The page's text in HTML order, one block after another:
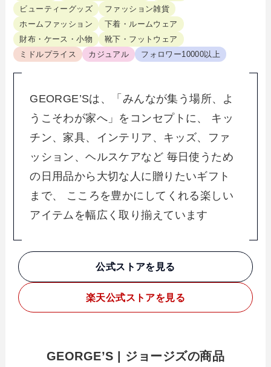
ビューティーグッズ
ファッション雑貨
ホームファッション
下着・ルームウェア
財布・ケース・小物
靴下・フットウェア
ミドルプライス
カジュアル フォロワー10000以上
GEORGE’Sは、「みんなが集う場所、よ
うこそわが家へ」をコンセプトに、 キッ
チン、家具、インテリア、キッズ、ファ
ッション、ヘルスケアなど 毎日使うため
の日用品から大切な人に贈りたいギフト
まで、 こころを豊かにしてくれる楽しい
アイテムを幅広く取り揃えています
公式ストアを見る
楽天公式ストアを見る
GEORGE’S | ジョージズの商品